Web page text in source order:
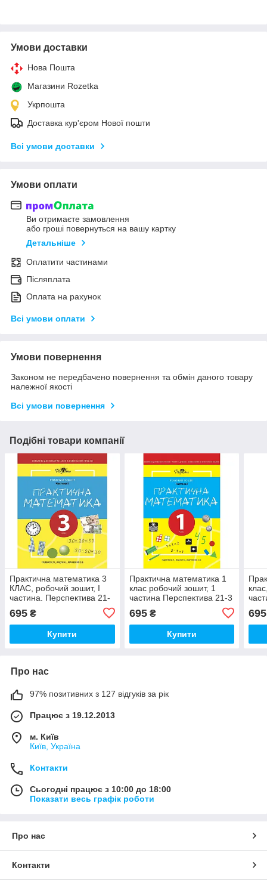
Умови доставки
Нова Пошта
Магазини Rozetka
Укрпошта
Доставка кур'єром Нової пошти
Всі умови доставки
Умови оплати
Ви отримаєте замовлення
або гроші повернуться на вашу картку
Детальніше
Оплатити частинами
Післяплата
Оплата на рахунок
Всі умови оплати
Умови повернення
Законом не передбачено повернення та обмін даного товару
належної якості
Всі умови повернення
Подібні товари компанії
Практична математика 3
КЛАС, робочий зошит, І
частина. Перспектива 21-
695 ₴
Купити
Практична математика 1
клас робочий зошит, 1
частина Перспектива 21-3
695₴
Купити
695
Про нас
97% позитивних з 127 відгуків за рік
Працює з 19.12.2013
м. Київ
Київ, Україна
Контакти
Сьогодні працює з 10:00 до 18:00
Показати весь графік роботи
Про нас
Контакти